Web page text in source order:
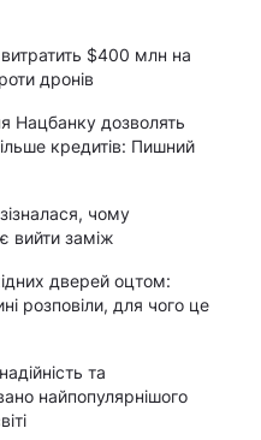
$400 млн на
дронів
Нацбанку дозволять
кредитів: Пишний
чому
вийти заміж
дверей оцтом:
розповіли, для чого це
та
найпопулярнішого